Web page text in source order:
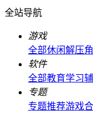
全站导航
游戏
全部休闲解压
软件
全部教育学习
专题
专题推荐游戏